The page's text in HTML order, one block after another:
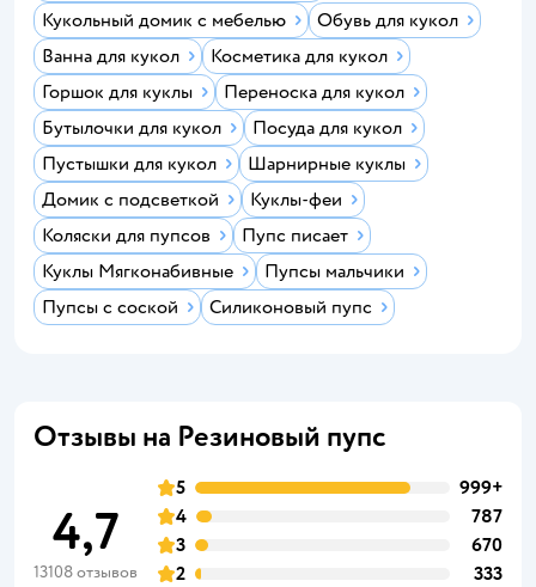
Кукольный домик с мебелью
Обувь для кукол
Ванна для кукол
Косметика для кукол
Горшок для куклы
Переноска для кукол
Бутылочки для кукол
Посуда для кукол
Пустышки для кукол
Шарнирные куклы
Домик с подсветкой
Куклы-феи
Коляски для пупсов
Пупс писает
Куклы Мягконабивные
Пупсы мальчики
Пупсы с соской
Силиконовый пупс
Отзывы на Резиновый пупс
4,7
13108 отзывов
5
999+
4
787
3
670
2
333